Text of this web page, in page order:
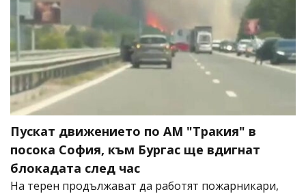
Пускат движението по АМ "Тракия" в
посока София, към Бургас ще вдигнат
блокадата след час
На терен продължават да работят пожарникари,